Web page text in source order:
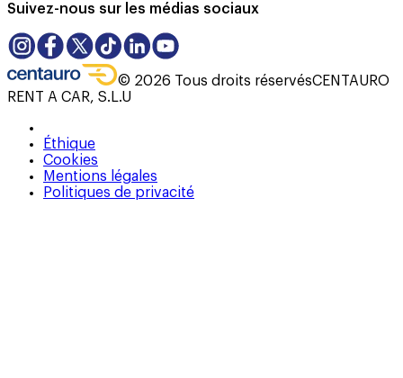
Suivez-nous sur les médias sociaux
© 2026 Tous droits réservésCENTAURO
RENT A CAR, S.L.U
Éthique
Cookies
Mentions légales
Politiques de privacité